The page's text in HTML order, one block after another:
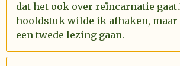
dat het ook over reïncarnatie
hoofdstuk wilde ik afhaken, maar
een twede lezing gaan.